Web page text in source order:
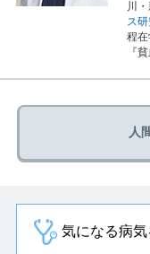
川
ス
程
『
人
気になる病